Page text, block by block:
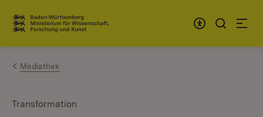
Zum Inhalt springen
Link zur Startseite
Mediathek
Transformation